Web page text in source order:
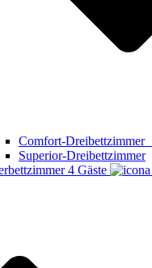
Comfort-Dreibettzimmer
Superior-Dreibettzimmer
4 Gäste